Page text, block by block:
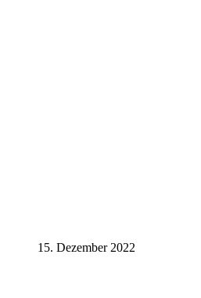
15. Dezember 2022